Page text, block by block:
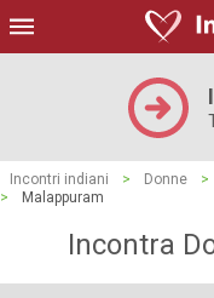
Incontri indiani > Donne >
>
Malappuram
Incontra